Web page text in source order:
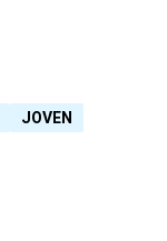
JOVEN